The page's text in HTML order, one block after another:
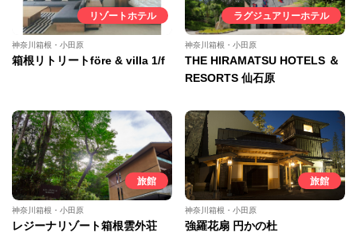
リゾートホテル
神奈川箱根・小田原
箱根リトリートföre & villa 1/f
ラグジュアリーホテル
神奈川箱根・小田原
THE HIRAMATSU HOTELS ＆
RESORTS 仙石原
旅館
神奈川箱根・小田原
レジーナリゾート箱根雲外荘
旅館
神奈川箱根・小田原
強羅花扇 円かの杜